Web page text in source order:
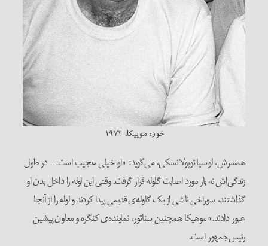
خوزه موییکا، ۱۹۷۲
همسرش، لوسیا توپولانسکی، می‌گوید: «او خیلی عجیب است… در طول
زندگی‌اش نه بار مورد اصابت گلوله قرار گرفت. وقتی این لوله را داخل بدن او
گذاشتند، سوراخی ناشی از یک گلوله‌ی قدیمی پیدا کردند و لوله را از آنجا
عبور دادند.» موهیکا همچنین سناتور، نماینده‌ی کنگره و معاون پیشین
رئیس‌جمهور است.